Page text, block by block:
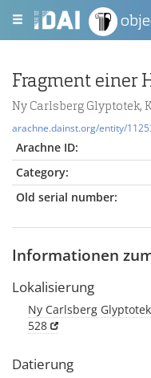
Fragment einer
Ny Carlsberg Glyptotek,
arachne.dainst.org/entity/
Arachne ID:
Category:
Old serial number:
Informationen
Lokalisierung
Ny Carlsberg
528
Datierung